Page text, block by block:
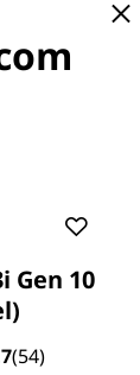
Intel Core
Windows
Gen 10
(54)